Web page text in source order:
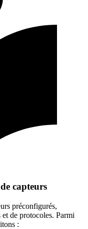
capteurs
préconfigurés,
de protocoles. Parmi
: